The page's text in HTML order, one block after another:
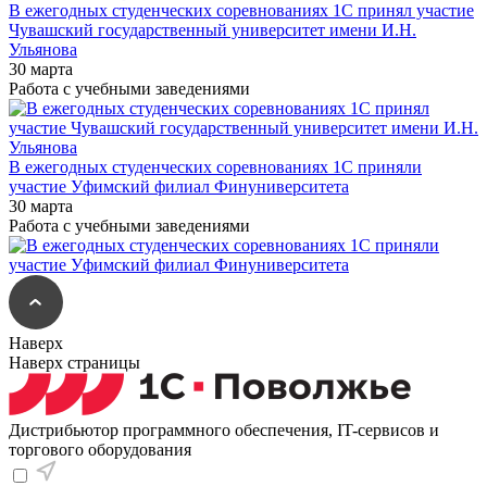
В ежегодных студенческих соревнованиях 1С принял участие
Чувашский государственный университет имени И.Н.
Ульянова
30 марта
Работа с учебными заведениями
В ежегодных студенческих соревнованиях 1С приняли
участие Уфимский филиал Финуниверситета
30 марта
Работа с учебными заведениями
Наверх
Наверх страницы
Дистрибьютор программного обеспечения, IT-сервисов и
торгового оборудования